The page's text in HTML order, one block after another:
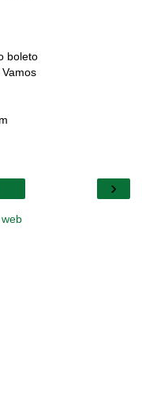
boleto
›